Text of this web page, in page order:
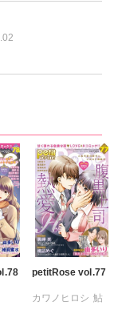
petitRose vol.77
カワノヒロシ 鮎